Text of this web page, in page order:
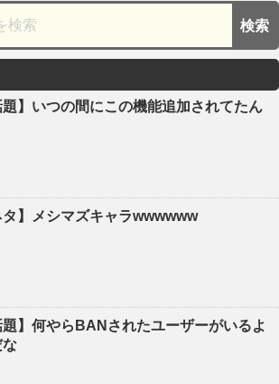
題】いつの間にこの機能追加されてたん
タ】メシマズキャラwwwwww
題】何やらBANされたユーザーがいるよ
な